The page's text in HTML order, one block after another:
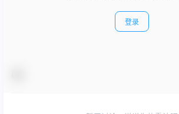
登录